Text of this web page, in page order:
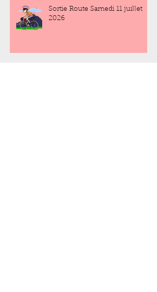
Sortie Route Samedi 11 juillet
2026